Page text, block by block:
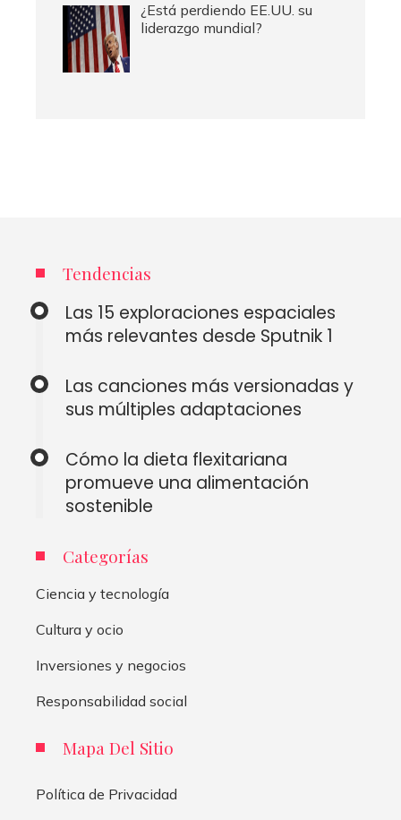
¿Está perdiendo EE.UU. su
liderazgo mundial?
Tendencias
Las 15 exploraciones espaciales
más relevantes desde Sputnik 1
Las canciones más versionadas y
sus múltiples adaptaciones
Cómo la dieta flexitariana
promueve una alimentación
sostenible
Categorías
Ciencia y tecnología
Cultura y ocio
Inversiones y negocios
Responsabilidad social
Mapa Del Sitio
Política de Privacidad